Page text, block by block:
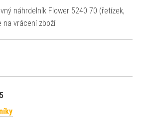
náhrdelník Flower 5240 70 (řetízek,
na vrácení zboží